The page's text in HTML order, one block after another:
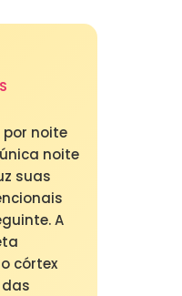
por noite
noite
suas
A
córtex